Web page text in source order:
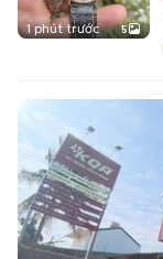
1 phút trước 5